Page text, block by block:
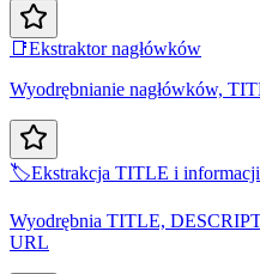
📑Ekstraktor nagłówków
Wyodrębnianie nagłówków,
🏷️Ekstrakcja TITLE i
Wyodrębnia TITLE,
URL